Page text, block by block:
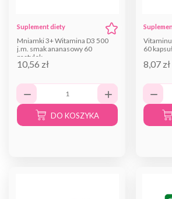
Suplement diety
Mniamki 3+ Witamina D3 500
j.m. smak ananasowy 60
pastylek
10,56 zł
DO KOSZYKA
60
8,07 zł